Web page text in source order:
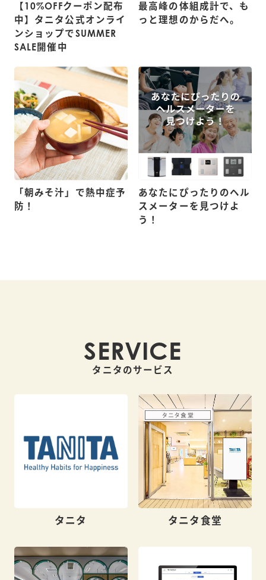
【10%OFFクーポン配布
中】タニタ公式オンライ
ンショップでSUMMER
SALE開催中
最高峰の体組成計で、も
っと理想のからだへ。
「朝みそ汁」で熱中症予
防！
あなたにぴったりのヘル
スメーターを見つけよ
う！
SERVICE
タニタのサービス
タニタ タニタ食堂